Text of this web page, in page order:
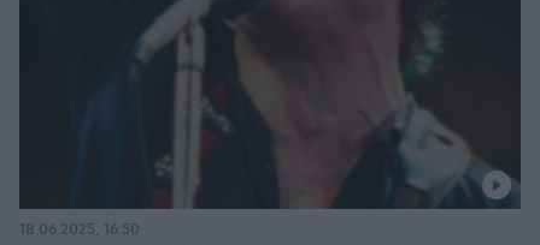
18.06.2025, 16:50